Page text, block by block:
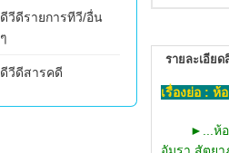
ดีวีดีรายการทีวี/อื่น
ๆ
ดีวีดีสารคดี
รายละเอีย
เรื่องย่อ : ห้
► ...ห้องหุ่น นำแสดงโดย 1. อัษฎาวุธ เหลืองสุนทร รับบทเป็น สันติ สฤษดิ์เดช (อาร์ต) 2. จีรนันท์ มะโนแจ่ม รับบทเป็น อัมรา สัตยาภา 3. ด.ช.พันธวิศ ปาทาน รับบทเป็น ด.ช.อ๊อด 4. เจมี่ บูเฮอร์ รับบทเป็น พรรณราย 5. อภิรดี ภวภูตานนท์ รับบทเป็น พิไล 6. ศิริพิชญ์ กฤษณะเศรณี รับบทเป็น จันทร์แรม 7.